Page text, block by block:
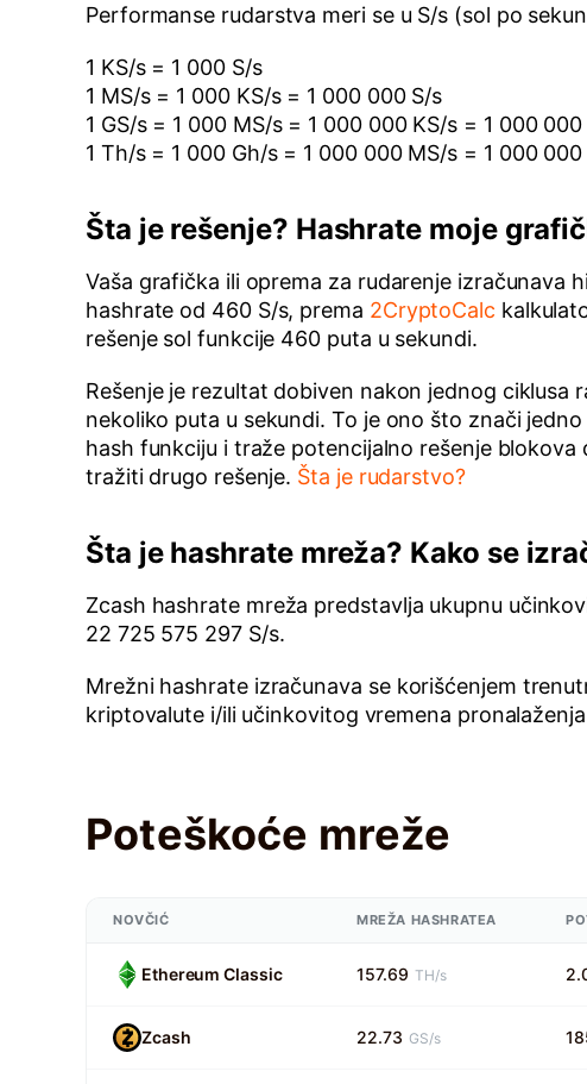
Performanse rudarstva meri se u S/s (sol po
1 KS/s = 1 000 S/s
1 MS/s = 1 000 KS/s = 1 000 000 S/s
1 GS/s = 1 000 MS/s = 1 000 000 KS/s = 1 000
1 Th/s = 1 000 Gh/s = 1 000 000 MS/s = 1 000
Šta je rešenje? Hashrate moje
Vaša grafička ili oprema za rudarenje izračunava
hashrate od 460 S/s, prema 2CryptoCalc
rešenje sol funkcije 460 puta u sekundi.
Rešenje je rezultat dobiven nakon jednog
nekoliko puta u sekundi. To je ono što znači
hash funkciju i traže potencijalno rešenje
tražiti drugo rešenje. Šta je rudarstvo?
Šta je hashrate mreža? Kako se
Zcash hashrate mreža predstavlja ukupnu
22 725 575 297 S/s.
Mrežni hashrate izračunava se korišćenjem
kriptovalute i/ili učinkovitog vremena
Poteškoće mreže
NOVČIĆ MREŽA HASHRATEA
Ethereum Classic 157.69 TH/s
Zcash 22.73 GS/s